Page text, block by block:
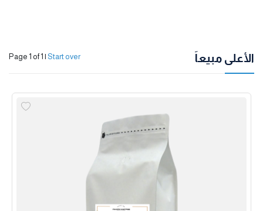
الأعلى مبيعاً Page 1 of 1 | Start over